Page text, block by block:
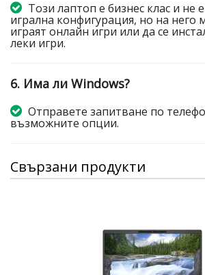
Този лаптоп е бизнес клас и не
игрална конфигурация, но на него
играят онлайн игри или да се
леки игри.
6. Има ли Windows?
Отправете запитване по
възможните опции.
Свързани продукти